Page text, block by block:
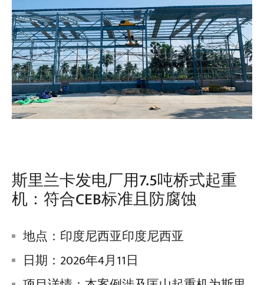
斯里兰卡发电厂用7.5吨桥式起重
机：符合CEB标准且防腐蚀
地点：印度尼西亚印度尼西亚
日期：2026年4月11日